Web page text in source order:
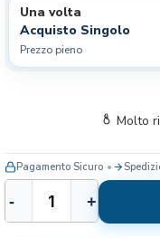
Una volta
Acquisto Singolo
Prezzo pieno
o
y
- +
Molto
Pagamento Sicuro